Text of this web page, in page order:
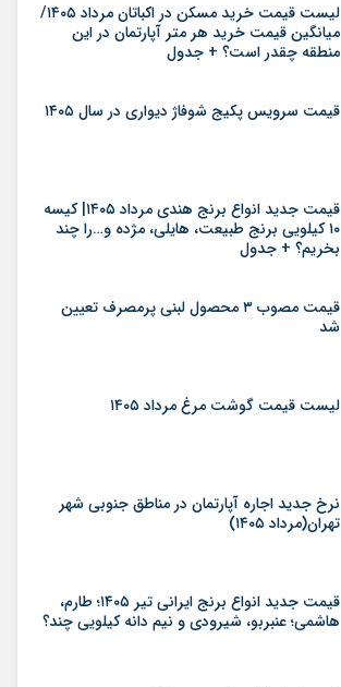
لیست قیمت خرید مسکن در اکباتان مرداد ۱۴۰۵/
میانگین قیمت خرید هر متر آپارتمان در این
منطقه چقدر است؟ + جدول
قیمت سرویس پکیج شوفاژ دیواری در سال ۱۴۰۵
قیمت جدید انواع برنج هندی مرداد ۱۴۰۵| کیسه
۱۰ کیلویی برنج طبیعت، هایلی، مژده و…را چند
بخریم؟ + جدول
قیمت مصوب ۳ محصول لبنی پرمصرف تعیین
شد
لیست قیمت گوشت مرغ مرداد ۱۴۰۵
نرخ جدید اجاره آپارتمان در مناطق جنوبی شهر
تهران(مرداد ۱۴۰۵)
قیمت جدید انواع برنج ایرانی تیر ۱۴۰۵؛ طارم،
هاشمی؛ عنبربو، شیرودی و نیم دانه کیلویی چند؟